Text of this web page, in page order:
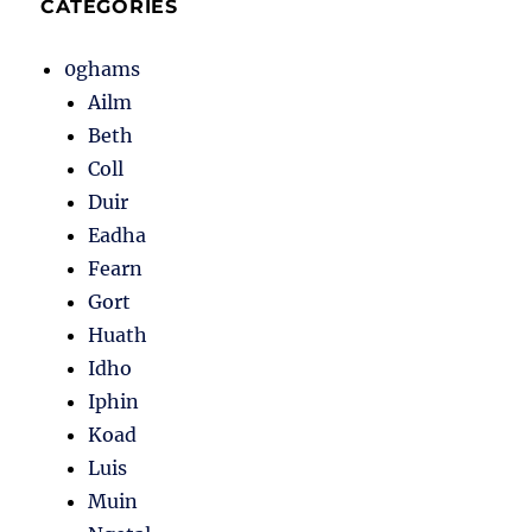
CATÉGORIES
0ghams
Ailm
Beth
Coll
Duir
Eadha
Fearn
Gort
Huath
Idho
Iphin
Koad
Luis
Muin